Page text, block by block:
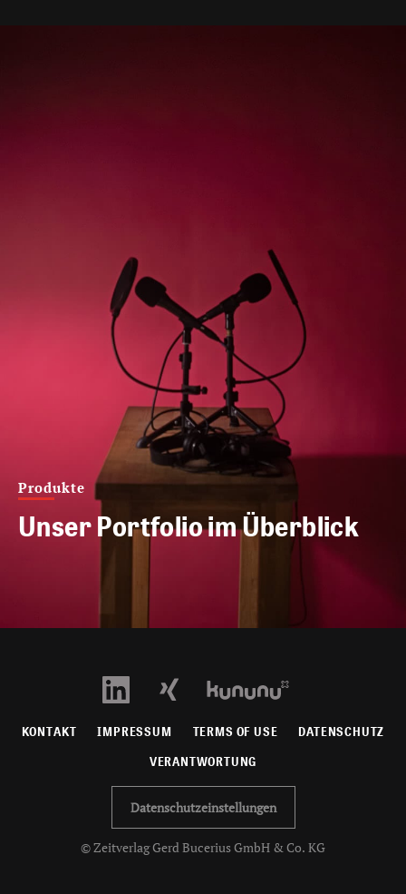
Produkte
Unser Portfolio im Überblick
KONTAKT IMPRESSUM TERMS OF USE DATENSCHUTZ
VERANTWORTUNG
Datenschutzeinstellungen
© Zeitverlag Gerd Bucerius GmbH & Co. KG